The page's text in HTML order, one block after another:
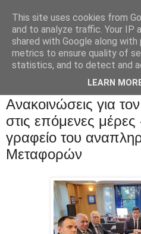
Ανακοινώσεις για
στις επόμενες
γραφείο του
Μεταφορών
This site uses cookies from
and to analyze traffic. Your IP
shared with Google along
metrics to ensure quality of
statistics, and to detect and
LEARN